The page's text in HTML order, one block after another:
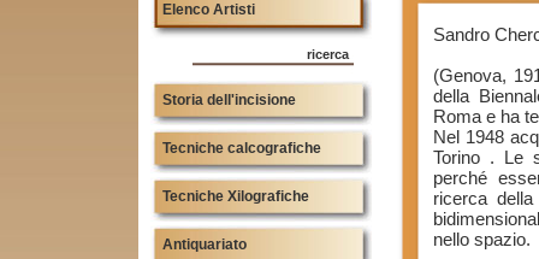
Elenco Artisti
ricerca
Storia dell'incisione
Tecniche calcografiche
Tecniche Xilografiche
Antiquariato
Sandro
(Genova,
della
Roma e ha
Nel 1948
Torino . Le
perché
ricerca
nello spazio.